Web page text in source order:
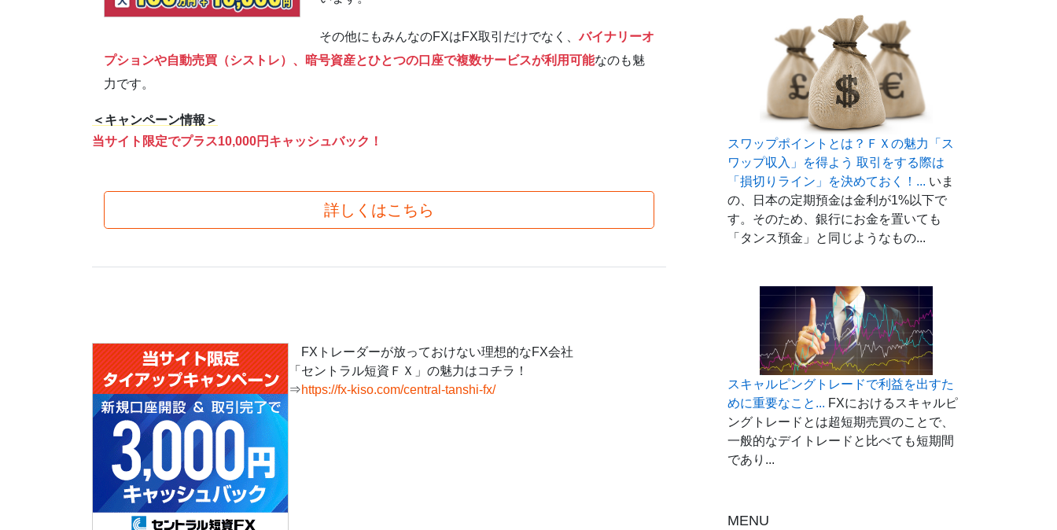
その他にもみんなのFXはFX取引だけでなく、バイナリーオ
プションや自動売買（シストレ）、暗号資産とひとつの口座で複数サービスが利用可能なのも魅
力です。
＜キャンペーン情報＞
当サイト限定でプラス10,000円キャッシュバック！
詳しくはこちら
FXトレーダーが放っておけない理想的なFX会社
「セントラル短資ＦＸ」の魅力はコチラ！
⇒https://fx-kiso.com/central-tanshi-fx/
スワップポイントとは？ＦＸの魅力「ス
ワップ収入」を得よう 取引をする際は
「損切りライン」を決めておく！... いま
の、日本の定期預金は金利が1%以下で
す。そのため、銀行にお金を置いても
「タンス預金」と同じようなもの...
スキャルピングトレードで利益を出すた
めに重要なこと... FXにおけるスキャルピ
ングトレードとは超短期売買のことで、
一般的なデイトレードと比べても短期間
であり...
MENU